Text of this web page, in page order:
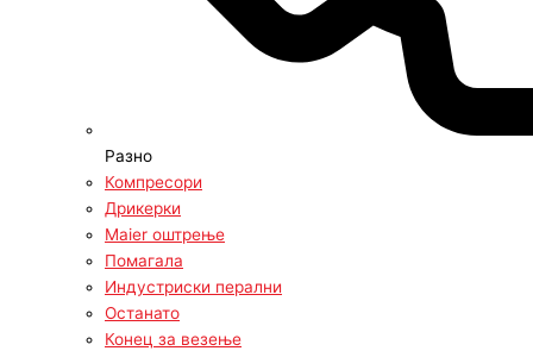
Разно
Компресори
Дрикерки
Maier оштрење
Помагала
Индустриски перални
Останато
Конец за везење